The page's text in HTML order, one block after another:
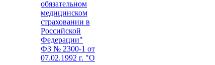
обязательном
медицинском
страховании в
Российской
Федерации"
ФЗ № 2300-1 от
07.02.1992 г. "О